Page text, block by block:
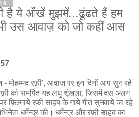
है ये ऑंखें मुझमें...ढूंढते हैं हम
उस आवाज़ को जो कहीं आस
मोहम्मद रफ़ी', आवाज़ पर इन दिनों आप सुन रहे
को समर्पित यह लघु शृंखला, जिसमें दस अलग
फ़िल्माये रफ़ी साहब के गाये गीत सुनवाये जा रहे
धर्मेन्द्र की। धर्मेन्द्र और रफ़ी साहब का